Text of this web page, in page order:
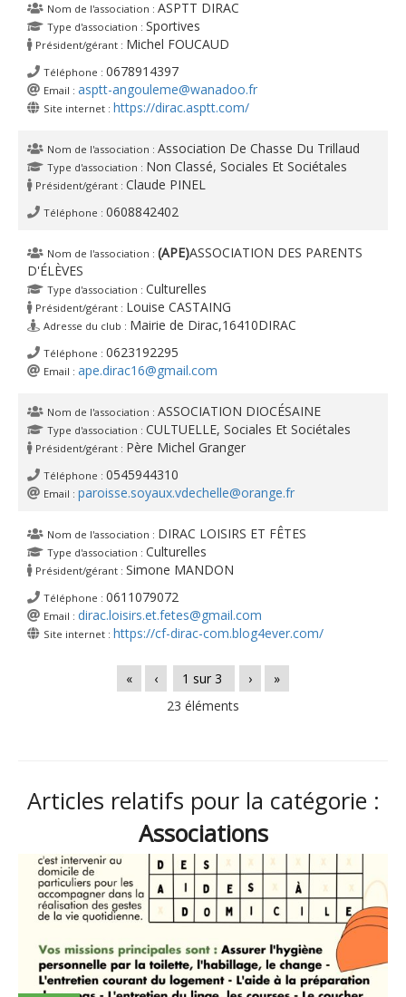
Nom de l'association : ASPTT DIRAC
Type d'association : Sportives
Président/gérant : Michel FOUCAUD
Téléphone : 0678914397
Email : asptt-angouleme@wanadoo.fr
Site internet : https://dirac.asptt.com/
Nom de l'association : Association De Chasse Du Trillaud
Type d'association : Non Classé, Sociales Et Sociétales
Président/gérant : Claude PINEL
Téléphone : 0608842402
Nom de l'association : (APE)ASSOCIATION DES PARENTS
D'ÉLÈVES
Type d'association : Culturelles
Président/gérant : Louise CASTAING
Adresse du club : Mairie de Dirac,16410DIRAC
Téléphone : 0623192295
Email : ape.dirac16@gmail.com
Nom de l'association : ASSOCIATION DIOCÉSAINE
Type d'association : CULTUELLE, Sociales Et Sociétales
Président/gérant : Père Michel Granger
Téléphone : 0545944310
Email : paroisse.soyaux.vdechelle@orange.fr
Nom de l'association : DIRAC LOISIRS ET FÊTES
Type d'association : Culturelles
Président/gérant : Simone MANDON
Téléphone : 0611079072
Email : dirac.loisirs.et.fetes@gmail.com
Site internet : https://cf-dirac-com.blog4ever.com/
« ‹ 1 sur 3 ›
»
23 éléments
Articles relatifs pour la catégorie :
Associations